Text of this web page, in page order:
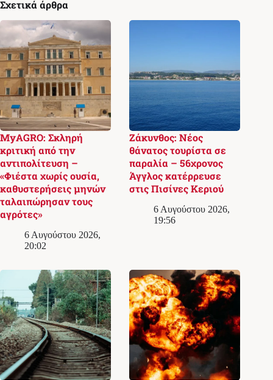
Σχετικά άρθρα
MyAGRO: Σκληρή
κριτική από την
αντιπολίτευση –
«Φιέστα χωρίς ουσία,
καθυστερήσεις μηνών
ταλαιπώρησαν τους
αγρότες»
6 Αυγούστου 2026,
20:02
Ζάκυνθος: Νέος
θάνατος τουρίστα σε
παραλία – 56χρονος
Άγγλος κατέρρευσε
στις Πισίνες Κεριού
6 Αυγούστου 2026,
19:56